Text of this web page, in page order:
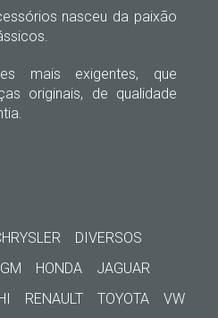
nasceu da paixão
mais exigentes, que
originais, de qualidade
DIVERSOS
GM HONDA
JAGUAR
RENAULT TOYOTA
VW